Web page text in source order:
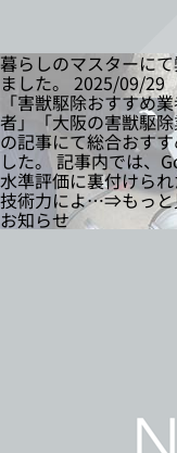
暮らしのマスターに
ました。 2025/09/29
「害獣駆除おすすめ
者」「大阪の害獣駆
の記事にて総合おす
した。 記事内では、
水準評価に裏付けら
技術力によ…⇒もっと
お知らせ